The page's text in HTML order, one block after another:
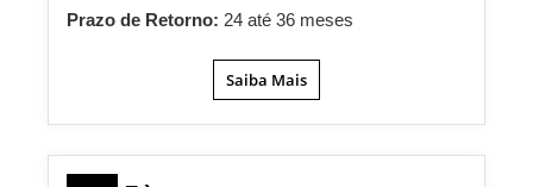
Prazo de Retorno: 24 até 36 meses
Saiba Mais